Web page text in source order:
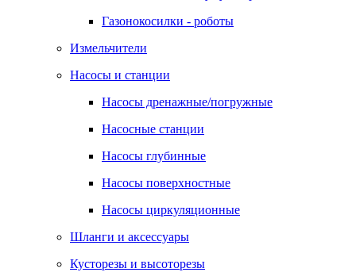
Газонокосилки - роботы
Измельчители
Насосы и станции
Насосы дренажные/погружные
Насосные станции
Насосы глубинные
Насосы поверхностные
Насосы циркуляционные
Шланги и аксессуары
Кусторезы и высоторезы